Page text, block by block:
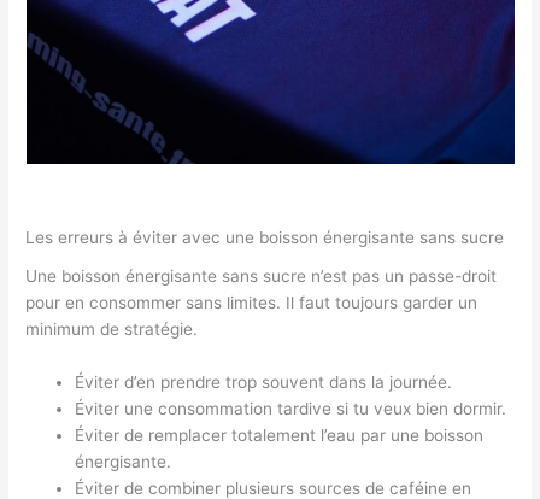
Les erreurs à éviter avec une boisson énergisante sans sucre
Une boisson énergisante sans sucre n’est pas un passe-droit
pour en consommer sans limites. Il faut toujours garder un
minimum de stratégie.
Éviter d’en prendre trop souvent dans la journée.
Éviter une consommation tardive si tu veux bien dormir.
Éviter de remplacer totalement l’eau par une boisson
énergisante.
Éviter de combiner plusieurs sources de caféine en